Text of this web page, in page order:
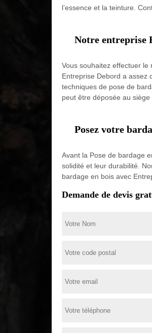
l’essence et la teinture.
Notre entreprise
Vous souhaitez effectuer
Entreprise Debord a assez
techniques de pose de
peut être déposée au
Posez votre
Avant la Pose de bardage
solidité et leur durabilité.
bardage en bois avec
Demande de devis